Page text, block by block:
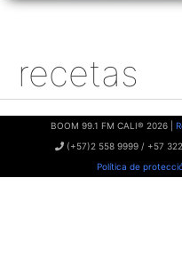
recetas
Receta de postre
BOOM 99.1 FM CALI® 2026 |
(+57)2 558 9999 / +57
Política de